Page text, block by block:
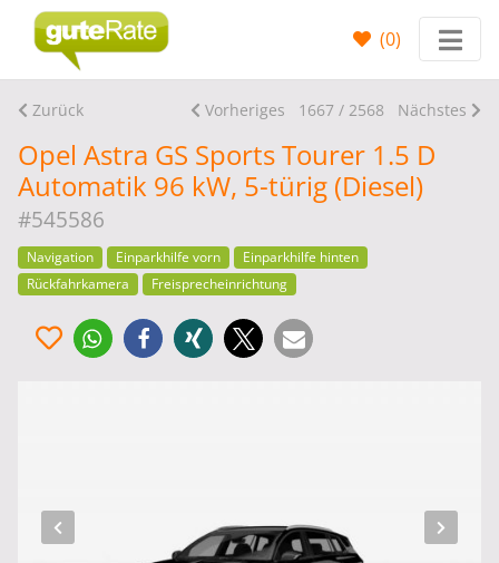
(0)
Zurück Vorheriges 1667 / 2568 Nächstes
Opel Astra GS Sports Tourer 1.5 D
Automatik 96 kW, 5-türig (Diesel)
#545586
Navigation Einparkhilfe vorn
Einparkhilfe hinten
Rückfahrkamera
Freisprecheinrichtung